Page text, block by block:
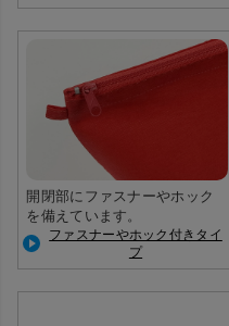
（写真は印刷を入れたときのイ
メージです）
開閉部にファスナーやホック
を備えています。
ファスナーやホック付きタイ
プ